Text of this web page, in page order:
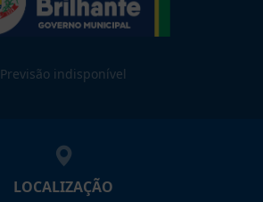
Previsão indisponível
LOCALIZAÇÃO